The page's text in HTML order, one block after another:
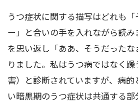
うつ症状に関する描写はどれも
ー」と合いの手を入れながら読
を思い返し「ああ、そうだった
りました。私はうつ病ではなく
害）と診断されていますが、病
い暗黒期のうつ症状は共通する